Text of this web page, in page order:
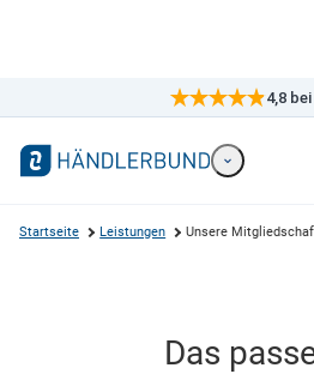
4,8
Startseite Leistungen Unsere
Das